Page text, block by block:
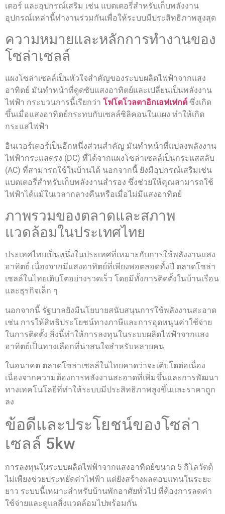
เตอร์ และอุปกรณ์เสริม เช่น แบตเตอรี่สำหรับเก็บพลังงาน
อุปกรณ์เหล่านี้ทำงานร่วมกันเพื่อให้ระบบมีประสิทธิภาพสูงสุด
ความหมายและหลักการทำงานของ
โซล่าเซลล์
แผงโซล่าเซลล์เป็นหัวใจสำคัญของระบบผลิตไฟฟ้าจากแสง
อาทิตย์ มันทำหน้าที่ดูดซับแสงอาทิตย์และเปลี่ยนเป็นพลังงาน
ไฟฟ้า กระบวนการนี้เรียกว่า โฟโตโวลตาอิกเอฟเฟกต์ ซึ่งเกิด
ขึ้นเมื่อแสงอาทิตย์กระทบกับเซลล์ซิลิคอนในแผง ทำให้เกิด
กระแสไฟฟ้า
อินเวอร์เตอร์เป็นอีกหนึ่งส่วนสำคัญ มันทำหน้าที่แปลงพลังงาน
ไฟฟ้ากระแสตรง (DC) ที่ได้จากแผงโซล่าเซลล์เป็นกระแสสลับ
(AC) ที่สามารถใช้ในบ้านได้ นอกจากนี้ ยังมีอุปกรณ์เสริมเช่น
แบตเตอรี่สำหรับเก็บพลังงานสำรอง ซึ่งช่วยให้คุณสามารถใช้
ไฟฟ้าได้แม้ในเวลากลางคืนหรือเมื่อไม่มีแสงอาทิตย์
ภาพรวมของตลาดและสภาพ
แวดล้อมในประเทศไทย
ประเทศไทยเป็นหนึ่งในประเทศที่เหมาะกับการใช้พลังงานแสง
อาทิตย์ เนื่องจากมีแสงอาทิตย์ที่เพียงพอตลอดทั้งปี ตลาดโซล่า
เซลล์ในไทยเติบโตอย่างรวดเร็ว โดยมีทั้งการติดตั้งในบ้านเรือน
และธุรกิจเล็ก ๆ
นอกจากนี้ รัฐบาลยังมีนโยบายสนับสนุนการใช้พลังงานสะอาด
เช่น การให้สิทธิประโยชน์ทางภาษีและการอุดหนุนค่าใช้จ่าย
ในการติดตั้ง สิ่งนี้ทำให้การลงทุนในระบบผลิตไฟฟ้าจากแสง
อาทิตย์เป็นทางเลือกที่น่าสนใจสำหรับหลายคน
ในอนาคต ตลาดโซล่าเซลล์ในไทยคาดว่าจะเติบโตต่อเนื่อง
เนื่องจากความต้องการพลังงานสะอาดที่เพิ่มขึ้นและการพัฒนา
ทางเทคโนโลยีที่ทำให้ระบบมีประสิทธิภาพสูงขึ้นและราคาถูก
ลง
ข้อดีและประโยชน์ของโซล่า
เซลล์ 5kw
การลงทุนในระบบผลิตไฟฟ้าจากแสงอาทิตย์ขนาด 5 กิโลวัตต์
ไม่เพียงช่วยประหยัดค่าไฟฟ้า แต่ยังสร้างผลตอบแทนในระยะ
ยาว ระบบนี้เหมาะสำหรับบ้านพักอาศัยทั่วไป ที่ต้องการลดค่า
ใช้จ่ายและดูแลสิ่งแวดล้อมไปพร้อมกัน